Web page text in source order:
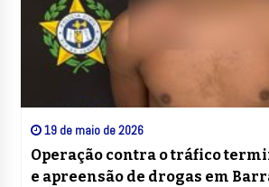
19 de maio de 2026
Operação contra o tráfico
e apreensão de drogas em